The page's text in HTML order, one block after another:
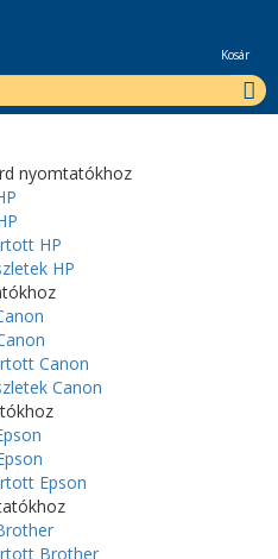
Kosár
nyomtatókhoz
HP
HP
Canon
Canon
Epson
Brother